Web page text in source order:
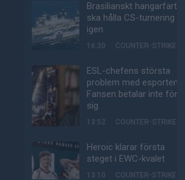
Brasilianskt hangarfartyg
ska hålla CS-turnering –
igen
16:30 COUNTER-STRIKE
ESL-chefens största
problem med esporten:
Fansen betalar inte för
sig
13:52 COUNTER-STRIKE
Heroic klarar första
steget i EWC-kvalet
13:10 COUNTER-STRIKE